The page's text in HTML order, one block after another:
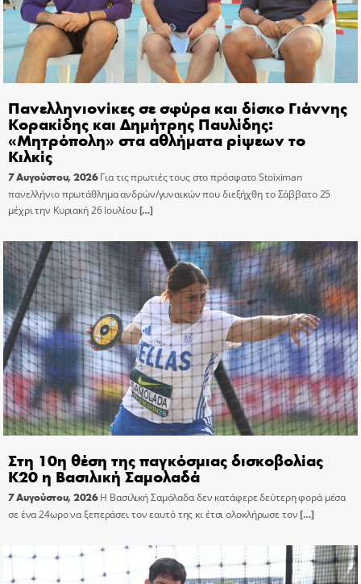
Πανελληνιονίκες σε σφύρα και δίσκο Γιάννης
Κορακίδης και Δημήτρης Παυλίδης:
«Μητρόπολη» στα αθλήματα ρίψεων το
Κιλκίς
7 Αυγούστου, 2026 Για τις πρωτιές τους στο πρόσφατο Stoiximan
πανελλήνιο πρωτάθλημα ανδρών/γυναικών που διεξήχθη το Σάββατο 25
μέχρι την Κυριακή 26 Ιουλίου[…]
Στη 10η θέση της παγκόσμιας δισκοβολίας
Κ20 η Βασιλική Σαμολαδά
7 Αυγούστου, 2026 Η Βασιλική Σαμόλαδα δεν κατάφερε δεύτερη φορά μέσα
σε ένα 24ωρο να ξεπεράσει τον εαυτό της κι έτσι ολοκλήρωσε τον[…]